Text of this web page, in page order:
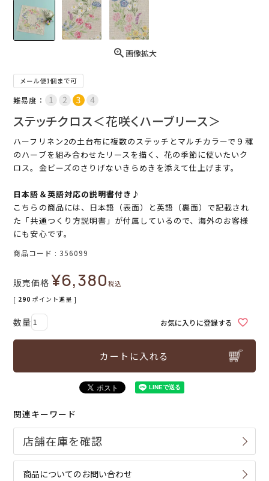
画像拡大
メール便1個まで可
難易度：
ステッチクロス＜花咲くハーブリース＞
ハーフリネン2の土台布に複数のステッチとマルチカラーで９種
のハーブを組み合わせたリースを描く、花の季節に使いたいク
ロス。金ビーズのさりげないきらめきを添えて仕上げます。
日本語＆英語対応の説明書付き♪
こちらの商品には、日本語（表面）と英語（裏面）で記載され
た「共通つくり方説明書」が付属しているので、海外のお客様
にも安心です。
商品コード 356099
販売価格 ¥6,380税込
[ 290 ポイント進呈 ]
お気に入りに登録する
カートに入れる
関連キーワード
商品についてのお問い合わせ